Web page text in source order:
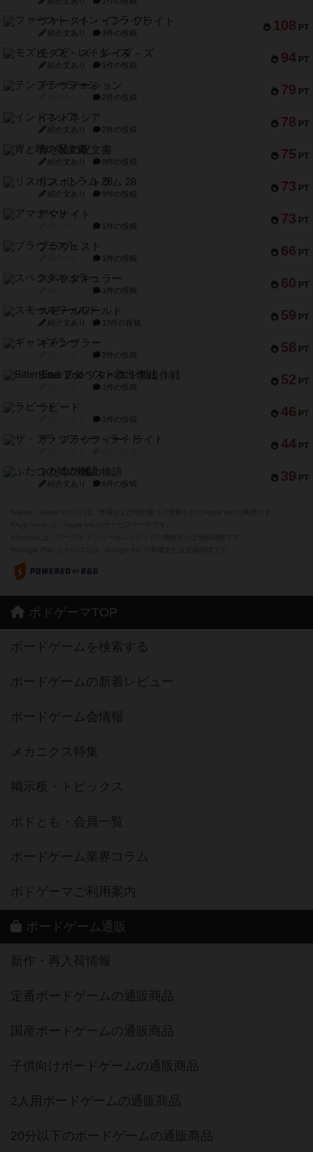
108 PT
ファースト・イン・フライト
紹介文あり 3件の投稿
94 PT
モズビ－ズ・レイダ－ズ
紹介文あり 1件の投稿
79 PT
テンプテーション
2件の投稿
78 PT
インドネシア
紹介文あり 2件の投稿
75 PT
宵と暁の呪文書
紹介文あり 8件の投稿
73 PT
リスボン・トラム 28
紹介文あり 9件の投稿
73 PT
アマナイト
1件の投稿
66 PT
ブラヴェスト
1件の投稿
60 PT
スペクタキュラー
1件の投稿
59 PT
スモールワールド
紹介文あり 13件の投稿
58 PT
ギャンブラー
2件の投稿
52 PT
Bitter End ブタペスト救出作戦
1件の投稿
46 PT
ラピード
1件の投稿
44 PT
ザ・フラッフィー・ライト
39 PT
ふたつの城の物語
紹介文あり 6件の投稿
ボドゲーマTOP
ボードゲームを検索する
ボードゲームの新着レビュー
ボードゲーム会情報
メカニクス特集
掲示板・トピックス
ボドとも・会員一覧
ボードゲーム業界コラム
ボドゲーマご利用案内
ボードゲーム通販
新作・再入荷情報
定番ボードゲームの通販商品
国産ボードゲームの通販商品
子供向けボードゲームの通販商品
2人用ボードゲームの通販商品
20分以下のボードゲームの通販商品